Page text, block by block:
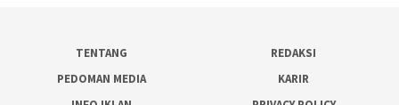
TENTANG
REDAKSI
PEDOMAN MEDIA
KARIR